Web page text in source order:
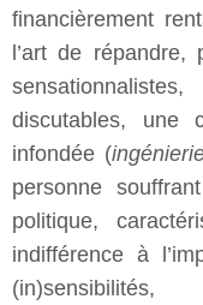
financièrement
l’art de
discutables, une
infondée (
personne
politique,
indifférence à